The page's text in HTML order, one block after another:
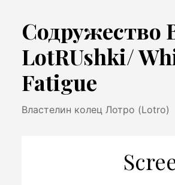
Содружество
LotRUshki/
Fatigue
Властелин колец Лотро (Lotro)